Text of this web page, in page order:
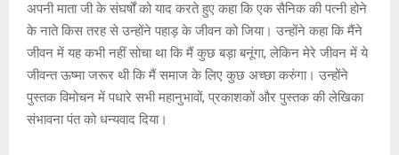
अपनी माता जी के संघर्षों को याद करते हुए कहा कि एक सैनिक की पत्नी होने
के नाते किस तरह से उन्होंने पहाड़ के जीवन को जिया। उन्होंने कहा कि मैंने
जीवन में यह कभी नहीं सोचा था कि मैं कुछ बड़ा बनूंगा, लेकिन मेरे जीवन में ये
जीवन्त ऊष्मा जरूर थी कि मैं समाज के लिए कुछ अच्छा करुंगा। उन्होंने
पुस्तक विमोचन में पधारे सभी महानुभावों, प्रकाशकों और पुस्तक की लेखिका
संभावना पंत को धन्यवाद दिया।